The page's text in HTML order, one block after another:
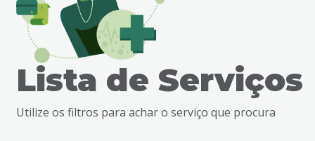
busca
Lista de Serviços
Utilize os filtros para achar o serviço que procura